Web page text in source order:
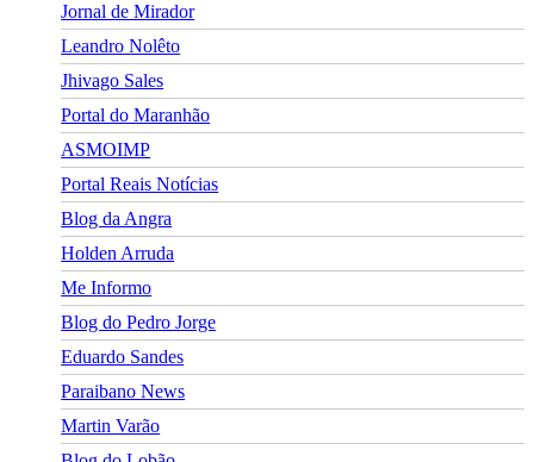
Jornal de Mirador
Leandro Nolêto
Jhivago Sales
Portal do Maranhão
ASMOIMP
Portal Reais Notí­cias
Blog da Angra
Holden Arruda
Me Informo
Blog do Pedro Jorge
Eduardo Sandes
Paraibano News
Martin Varão